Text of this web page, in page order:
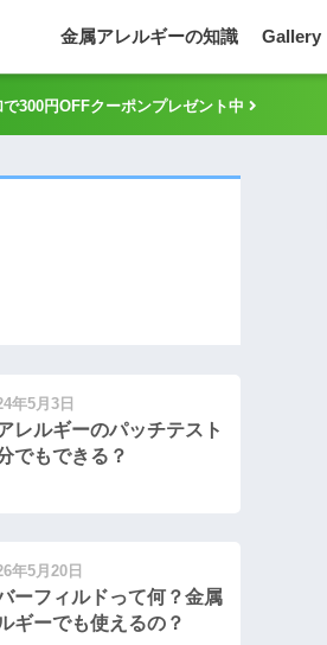
金属アレルギーの知識 Gallery
300円OFFクーポンプレゼント中
年5月3日
レルギーのパッチテスト
でもできる？
年5月20日
ーフィルドって何？金属
ギーでも使えるの？